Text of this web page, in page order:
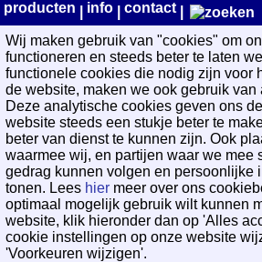
WayPoint Cookievoorkeuren
Wij maken gebruik van "cookies" om
functioneren en steeds beter te laten
functionele cookies die nodig zijn voor
de website, maken we ook gebruik van
Deze analytische cookies geven ons
website steeds een stukje beter te
beter van dienst te kunnen zijn. Ook
waarmee wij, en partijen waar we mee
gedrag kunnen volgen en persoonlijke
tonen. Lees hier meer over ons
optimaal mogelijk gebruik wilt kunnen
website, klik hieronder dan op 'Alles
cookie instellingen op onze website
'Voorkeuren wijzigen'.
producten info contact|